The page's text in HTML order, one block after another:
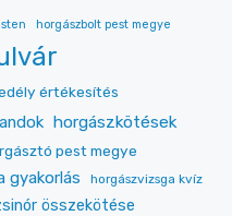
horgászbolt pest megye
értékesítés
horgászkötések
pest megye
gyakorlás
horgászvizsga kvíz
összekötése